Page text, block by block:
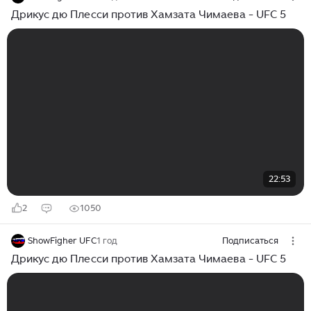
Дрикус дю Плесси против Хамзата Чимаева - UFC 5
22:53
2 1050
ShowFigher UFC1 год Подписаться
Дрикус дю Плесси против Хамзата Чимаева - UFC 5